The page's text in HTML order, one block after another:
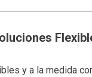
y a la medida